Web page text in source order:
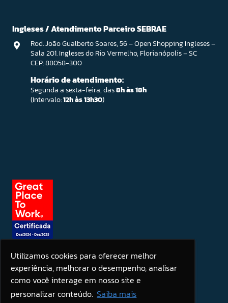
Utilizamos cookies para oferecer melhor
experiência, melhorar o desempenho, analisar
como você interage em nosso site e
personalizar conteúdo. Saiba mais
Ingleses / Atendimento Parceiro SEBRAE
Rod. João Gualberto Soares, 56 – Open Shopping Ingleses –
Sala 201. Ingleses do Rio Vermelho, Florianópolis – SC
CEP: 88058-300
Horário de atendimento:
Segunda a sexta-feira, das8h às 18h
(Intervalo:12h às 13h30)
Seja um patrocinador